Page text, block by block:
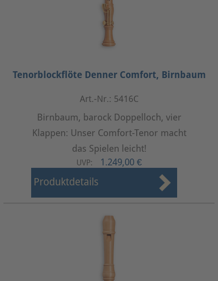
Tenorblockflöte Denner Comfort, Birnbaum
Art.-Nr.: 5416C
Birnbaum, barock Doppelloch, vier
Klappen: Unser Comfort-Tenor macht
das Spielen leicht!
UVP: 1.249,00 €
Produktdetails